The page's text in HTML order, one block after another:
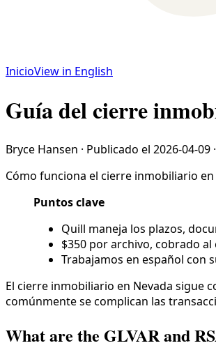
InicioView in English
Guía del cierre
Bryce Hansen · Publicado el 2026-04-09 ·
Cómo funciona el cierre inmobiliario
Puntos clave
Quill maneja los plazos,
$350 por archivo, cobrado
Trabajamos en español con
El cierre inmobiliario en Nevada sigue
comúnmente se complican las
What are the GLVAR and